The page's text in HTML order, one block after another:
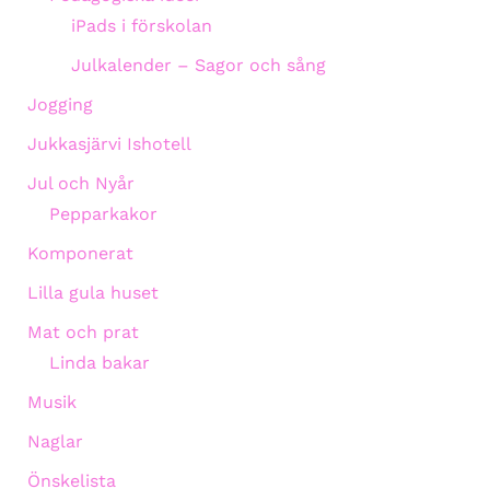
iPads i förskolan
Julkalender – Sagor och sång
Jogging
Jukkasjärvi Ishotell
Jul och Nyår
Pepparkakor
Komponerat
Lilla gula huset
Mat och prat
Linda bakar
Musik
Naglar
Önskelista